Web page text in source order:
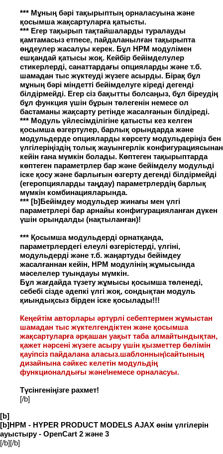
*** Мұның бәрі тақырыптың орналасуына және
қосымша жақсартуларға қатысты.
*** Егер тақырып тақтайшаларды туралауды
қамтамасыз етпесе, пайдаланылған тақырыпта
өңдеулер жасалуы керек. Бұл HPM модулімен
ешқандай қатысы жоқ. Кейбір бейімделулер
стикерлерді, санаттардағы опцияларды және т.б.
шамадан тыс жүктеуді жүзеге асырды. Бірақ бұл
мұның бәрі міндетті бейімделуге кіреді дегенді
білдірмейді. Егер сіз бақытты болсаңыз, бұл біреудің
бұл функция үшін бұрын төлегенін немесе ол
бастаманы жақсарту ретінде жасалғанын білдіреді.
*** Модуль үйлесімділігіне қатысты кез келген
қосымша өзгертулер, барлық орындарда және
модульдерде опцияларды көрсету модульдеріңіз бен
үлгілеріңіздің толық жауынгерлік конфигурациясынан
кейін ғана мүмкін болады. Көптеген тақырыптарда
көптеген параметрлер бар және бейімделу модульді
іске қосу және барлығын өзгерту дегенді білдірмейді
(егеропцияларды таңдау) параметрлердің барлық
мүмкін комбинацияларында.
*** [b]Бейімдеу модульдер жинағы мен үлгі
параметрлері бар арнайы конфигурацияланған дүкен
үшін орындалды (нақтыланған)!
*** Қосымша модульдерді орнатқанда,
параметрлердегі елеулі өзгерістерді, үлгіні,
модульдерді және т.б. жаңартуды бейімдеу
жасалғаннан кейін, HPM модулінің жұмысында
мәселелер туындауы мүмкін.
Бұл жағдайда түзету жұмысы қосымша төленеді,
себебі сізде әдепкі үлгі жоқ, сондықтан модуль
қиындықсыз бірден іске қосылады!!!
Кеңейтім авторлары әртүрлі себептермен жұмыстан
шамадан тыс жүктелгендіктен және қосымша
жақсартуларға әрқашан уақыт таба алмайтындықтан,
қажет нәрсені жүзеге асыру үшін қызметтер бөлімін
қауіпсіз пайдалана аласыз.шаблонның\сайтының
дизайнына сәйкес келетін модульдің
функционалдығы және\немесе орналасуы.
Түсінгеніңізге рахмет!
[/b]
[b]
[b]HPM - HYPER PRODUCT MODELS AJAX өнім үлгілерін
ауыстыру - OpenCart 2 және 3
[/b][/b]